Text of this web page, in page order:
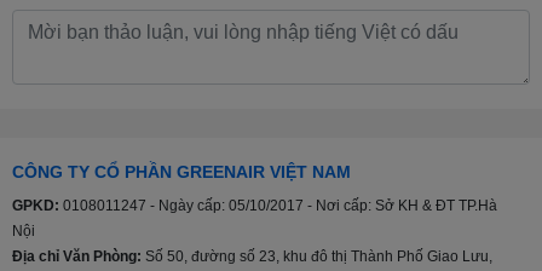
CÔNG TY CỔ PHẦN GREENAIR VIỆT NAM
GPKD: 0108011247 - Ngày cấp: 05/10/2017 - Nơi cấp: Sở KH & ĐT TP.Hà
Nội
Địa chỉ Văn Phòng: Số 50, đường số 23, khu đô thị Thành Phố Giao Lưu,